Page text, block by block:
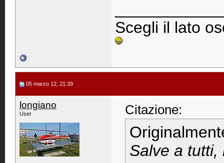
Scegli il lato
05 marzo 12, 21:39
longiano
User Citazione:
Salve a tutti,